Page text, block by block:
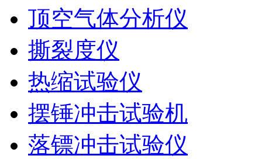
顶空气体分析仪
撕裂度仪
热缩试验仪
摆锤冲击试验机
落镖冲击试验仪